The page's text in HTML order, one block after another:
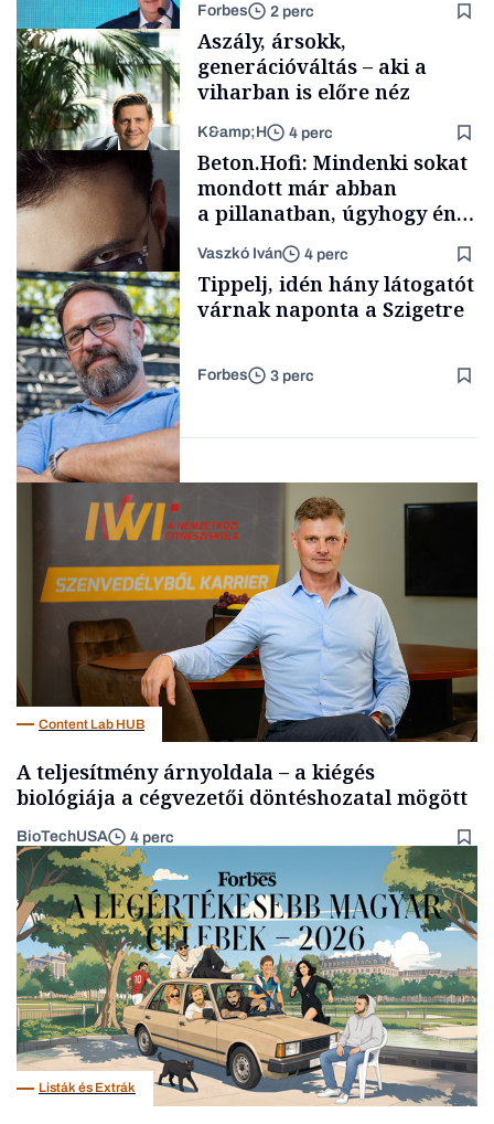
Elszámoltatás
Tisza-kormány alatt
Forbes 2 perc
TÁMOGATÓI
TARTALOM
Aszály, ársokk,
generációváltás – aki a
viharban is előre néz
K&amp;H 4 perc
Forbes-sztori
Beton.Hofi: Mindenki sokat
mondott már abban
a pillanatban, úgyhogy én
a legsarkosabb
gondolataimat akartam
kimondani
Vaszkó Iván 4 perc
Tippelj, idén hány látogatót
várnak naponta a Szigetre
Forbes 3 perc
Content Lab HUB
A teljesítmény árnyoldala – a kiégés
biológiája a cégvezetői döntéshozatal mögött
BioTechUSA 4 perc
Listák és Extrák